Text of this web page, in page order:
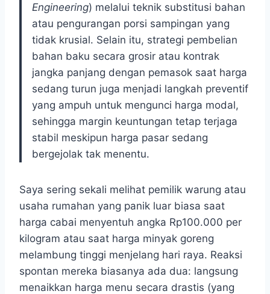
Engineering) melalui teknik substitusi bahan
atau pengurangan porsi sampingan yang
tidak krusial. Selain itu, strategi pembelian
bahan baku secara grosir atau kontrak
jangka panjang dengan pemasok saat harga
sedang turun juga menjadi langkah preventif
yang ampuh untuk mengunci harga modal,
sehingga margin keuntungan tetap terjaga
stabil meskipun harga pasar sedang
bergejolak tak menentu.
Saya sering sekali melihat pemilik warung atau
usaha rumahan yang panik luar biasa saat
harga cabai menyentuh angka Rp100.000 per
kilogram atau saat harga minyak goreng
melambung tinggi menjelang hari raya. Reaksi
spontan mereka biasanya ada dua: langsung
menaikkan harga menu secara drastis (yang